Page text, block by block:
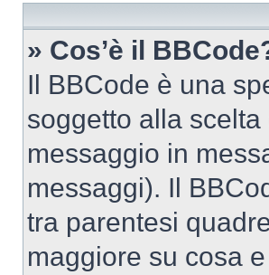
» Cos’è il
Il BBCode è una
soggetto alla
messaggio in
messaggi). Il
tra parentesi
maggiore su cosa